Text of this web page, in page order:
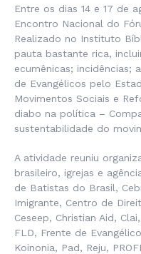
Entre os dias 14 e 17 de
Encontro Nacional do
Realizado no Instituto
pauta bastante rica,
ecumênicas; incidências;
de Evangélicos pelo
Movimentos Sociais e
diabo na política –
sustentabilidade do
A atividade reuniu
brasileiro, igrejas e
de Batistas do Brasil,
Imigrante, Centro de
Ceseep, Christian Aid,
FLD, Frente de
Koinonia, Pad, Reju,